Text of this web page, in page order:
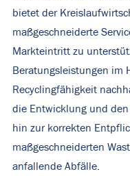
bietet der
maßgeschneiderte
Markteintritt zu
Beratungsleistungen im
Recyclingfähigkeit
die Entwicklung und
hin zur korrekten
maßgeschneiderten
anfallende Abfälle.